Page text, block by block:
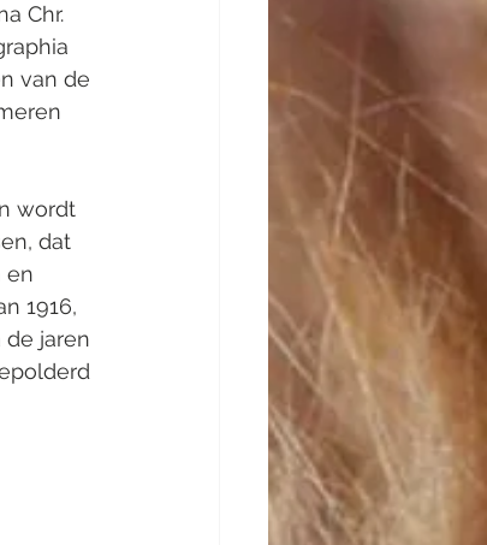
Chr.
van de
wordt
dat
en
1916,
de jaren